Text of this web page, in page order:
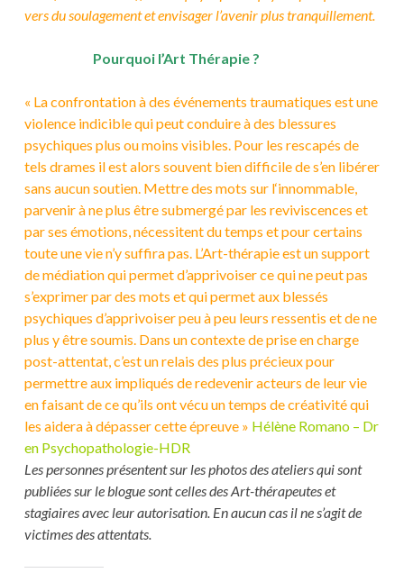
vers du soulagement et envisager l’avenir plus tranquillement.
Pourquoi l’Art Thérapie ?
« La confrontation à des événements traumatiques est une
violence indicible qui peut conduire à des blessures
psychiques plus ou moins visibles. Pour les rescapés de
tels drames il est alors souvent bien difficile de s’en libérer
sans aucun soutien. Mettre des mots sur l‘innommable,
parvenir à ne plus être submergé par les reviviscences et
par ses émotions, nécessitent du temps et pour certains
toute une vie n’y suffira pas. L’Art-thérapie est un support
de médiation qui permet d’apprivoiser ce qui ne peut pas
s’exprimer par des mots et qui permet aux blessés
psychiques d’apprivoiser peu à peu leurs ressentis et de ne
plus y être soumis. Dans un contexte de prise en charge
post-attentat, c’est un relais des plus précieux pour
permettre aux impliqués de redevenir acteurs de leur vie
en faisant de ce qu’ils ont vécu un temps de créativité qui
les aidera à dépasser cette épreuve » Hélène Romano – Dr
en Psychopathologie-HDR
Les personnes présentent sur les photos des ateliers qui sont
publiées sur le blogue sont celles des Art-thérapeutes et
stagiaires avec leur autorisation. En aucun cas il ne s’agit de
victimes des attentats.